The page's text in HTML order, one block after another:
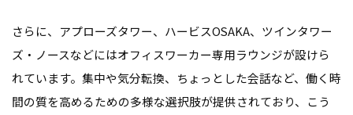
さらに、アプローズタワー、ハービスOSAKA、ツインタワー
ズ・ノースなどにはオフィスワーカー専用ラウンジが設けら
れています。集中や気分転換、ちょっとした会話など、働く時
間の質を高めるための多様な選択肢が提供されており、こう